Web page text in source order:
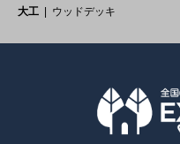
大工
ウッドデッキ